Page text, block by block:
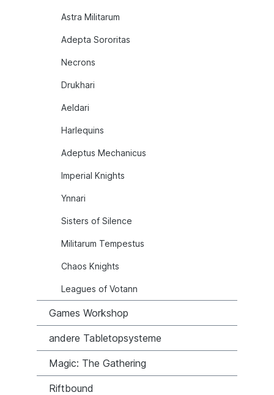
Astra Militarum
Adepta Sororitas
Necrons
Drukhari
Aeldari
Harlequins
Adeptus Mechanicus
Imperial Knights
Ynnari
Sisters of Silence
Militarum Tempestus
Chaos Knights
Leagues of Votann
Games Workshop
andere Tabletopsysteme
Magic: The Gathering
Riftbound